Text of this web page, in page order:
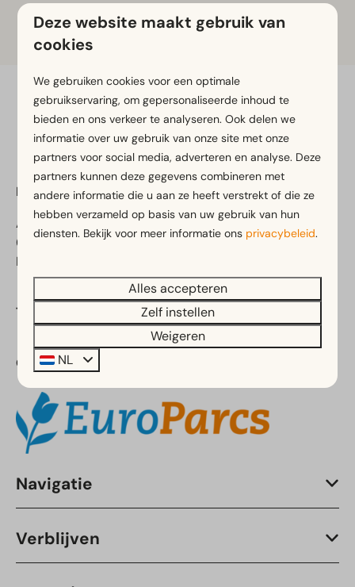
Heuvelland 4-daagse
Veilig betalen
EuroParcs Brunssummerheide
Akerstraat 153
6445 CP Brunssum
Nederland
Telefoon: +31 (0)88 070 80 50
Onderdeel van:
Navigatie
Verblijven
Deze website maakt gebruik van
cookies
We gebruiken cookies voor een optimale
gebruikservaring, om gepersonaliseerde inhoud te
bieden en ons verkeer te analyseren. Ook delen we
informatie over uw gebruik van onze site met onze
partners voor social media, adverteren en analyse. Deze
partners kunnen deze gegevens combineren met
andere informatie die u aan ze heeft verstrekt of die ze
hebben verzameld op basis van uw gebruik van hun
diensten. Bekijk voor meer informatie ons privacybeleid.
Alles accepteren
Zelf instellen
Weigeren
NL